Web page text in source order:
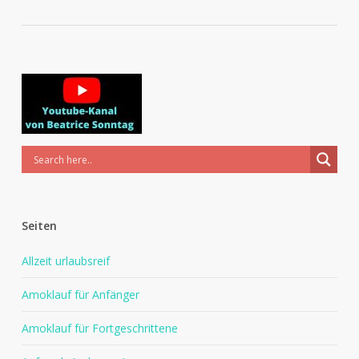
Seiten
Allzeit urlaubsreif
Amoklauf für Anfänger
Amoklauf für Fortgeschrittene